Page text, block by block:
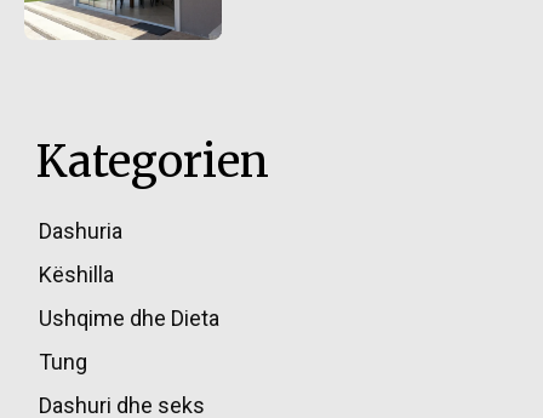
Kategorien
Dashuria
Këshilla
Ushqime dhe Dieta
Tung
Dashuri dhe seks